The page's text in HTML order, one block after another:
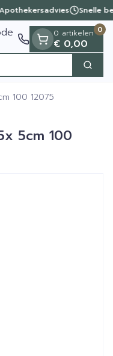
Snelle
Zoek
0 artikelen
€ 0,00
0
100 12075
5cm 100